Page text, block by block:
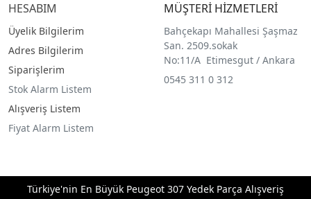
HESABIM
Üyelik Bilgilerim
Adres Bilgilerim
Siparişlerim
Stok Alarm Listem
Alışveriş Listem
Fiyat Alarm Listem
MÜŞTERİ HİZMETLERİ
Bahçekapı Mahallesi Şaşmaz
San. 2509.sokak
No:11/A Etimesgut / Ankara
0545 311 0 312
Türkiye'nin En Büyük Peugeot 307 Yedek Parça Alışveriş